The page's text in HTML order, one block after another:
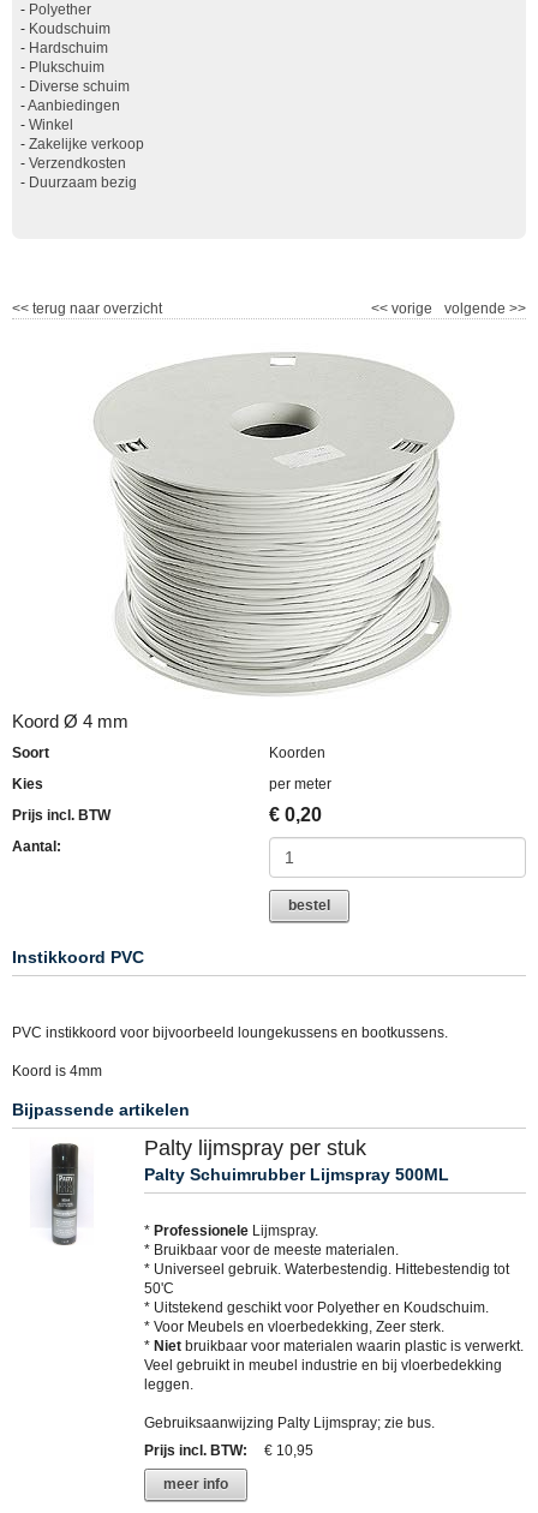
- Polyether
- Koudschuim
- Hardschuim
- Plukschuim
- Diverse schuim
-Aanbiedingen
- Winkel
- Zakelijke verkoop
- Verzendkosten
- Duurzaam bezig
<< terug naar overzicht volgende >>
<< vorige
Koord Ø 4 mm
Soort
Koorden
Kies
per meter
Prijs incl. BTW
€ 0,20
Aantal:
bestel
Instikkoord PVC
PVC instikkoord voor bijvoorbeeld loungekussens en bootkussens.
Koord is 4mm
Bijpassende artikelen
Palty lijmspray per stuk
Palty Schuimrubber Lijmspray 500ML
* Professionele Lijmspray.
* Bruikbaar voor de meeste materialen.
* Universeel gebruik. Waterbestendig. Hittebestendig tot
50'C
* Uitstekend geschikt voor Polyether en Koudschuim.
* Voor Meubels en vloerbedekking, Zeer sterk.
* Niet bruikbaar voor materialen waarin plastic is verwerkt.
Veel gebruikt in meubel industrie en bij vloerbedekking
leggen.
Gebruiksaanwijzing Palty Lijmspray; zie bus.
Prijs incl. BTW:
€ 10,95
meer info